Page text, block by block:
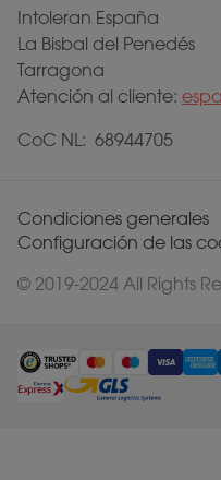
Intoleran España
La Bisbal del Penedés
Tarragona
Atención al cliente:
CoC NL: 68944705
© 2019-2024 All Rights
Condiciones generales
Configuración de las